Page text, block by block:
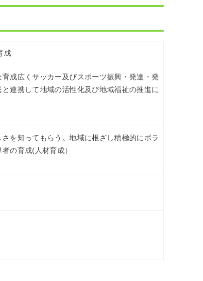
成
成広くサッカー及びスポーツ振興・発達・発
連携して地域の活性化及び地域福祉の推進に
を知ってもらう。地域に根ざし積極的にボラ
の育成(人材育成）